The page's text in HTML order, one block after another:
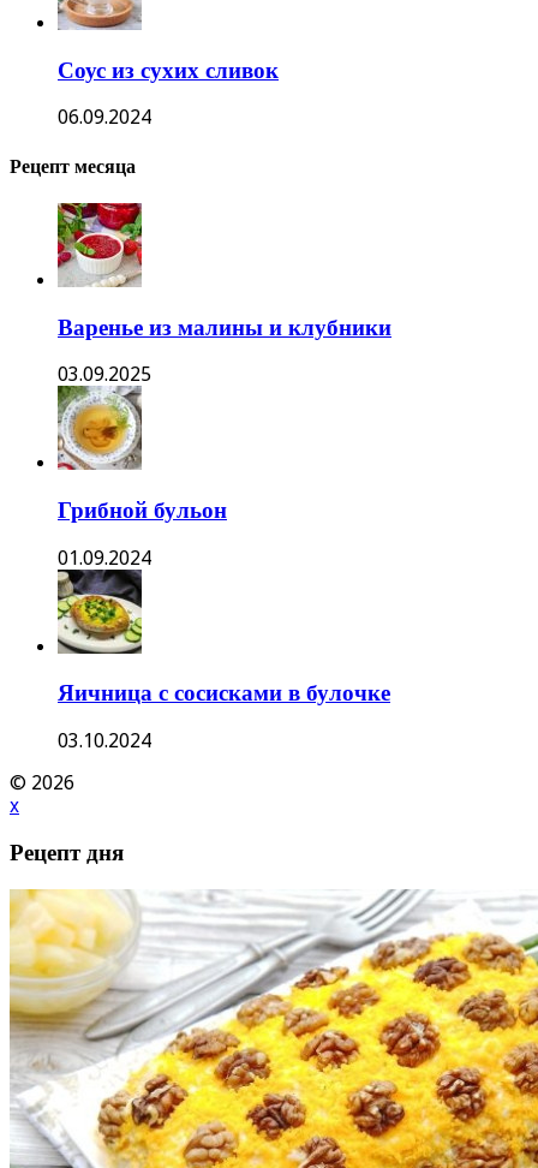
Соус из сухих сливок
06.09.2024
Рецепт месяца
Варенье из малины и клубники
03.09.2025
Грибной бульон
01.09.2024
Яичница с сосисками в булочке
03.10.2024
© 2026
x
Рецепт дня